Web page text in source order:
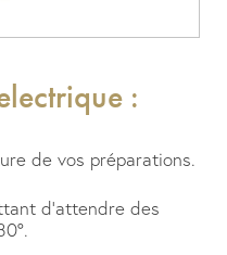
:
de vos préparations.
d’attendre des